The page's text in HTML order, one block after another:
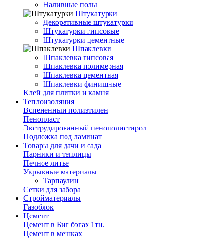
Наливные полы
Штукатурки
Декоративные штукатурки
Штукатурки гипсовые
Штукатурки цементные
Шпаклевки
Шпаклевка гипсовая
Шпаклевка полимерная
Шпаклевка цементная
Шпаклевки финишные
Клей для плитки и камня
Теплоизоляция
Вспененный полиэтилен
Пенопласт
Экструдированный пенополистирол
Подложка под ламинат
Товары для дачи и сада
Парники и теплицы
Печное литье
Укрывные материалы
Тарпаулин
Сетки для забора
Стройматериалы
Газоблок
Цемент
Цемент в Биг бэгах 1тн.
Цемент в мешках